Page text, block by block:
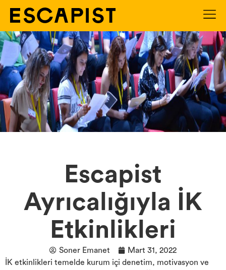
Escapist
Ayrıcalığıyla İK
Etkinlikleri
Soner Emanet
Mart 31, 2022
İK etkinlikleri temelde kurum içi denetim, motivasyon ve